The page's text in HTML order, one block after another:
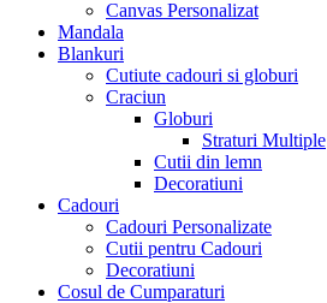
Canvas Personalizat
Mandala
Blankuri
Cutiute cadouri si globuri
Craciun
Globuri
Straturi Multiple
Cutii din lemn
Decoratiuni
Cadouri
Cadouri Personalizate
Cutii pentru Cadouri
Decoratiuni
Cosul de Cumparaturi